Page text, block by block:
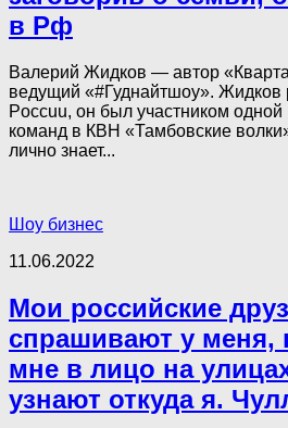
в Рф
Валерий Жидков — автор
ведущий «#Гуднайтшоу». Жидков
Poccuu, он был участником
команд в КВН «Тамбовские
лично знает...
Шоу бизнес
11.06.2022
Мои российские
спрашивают у меня,
мне в лицо на
узнают откуда я.